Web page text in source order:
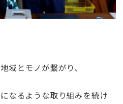
域とモノが繋がり、
なるような取り組みを続け